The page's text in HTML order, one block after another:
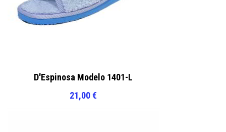
D'Espinosa Modelo 1401-L
21,00€